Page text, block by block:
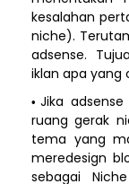
kesalahan
niche).
adsense.
iklan apa yang
Jika
ruang gerak
tema yang
meredesign
sebagai